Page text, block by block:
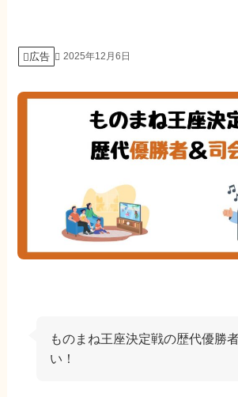
広告 2025年12月6日
ものまね王座決定戦の歴代優勝
い！